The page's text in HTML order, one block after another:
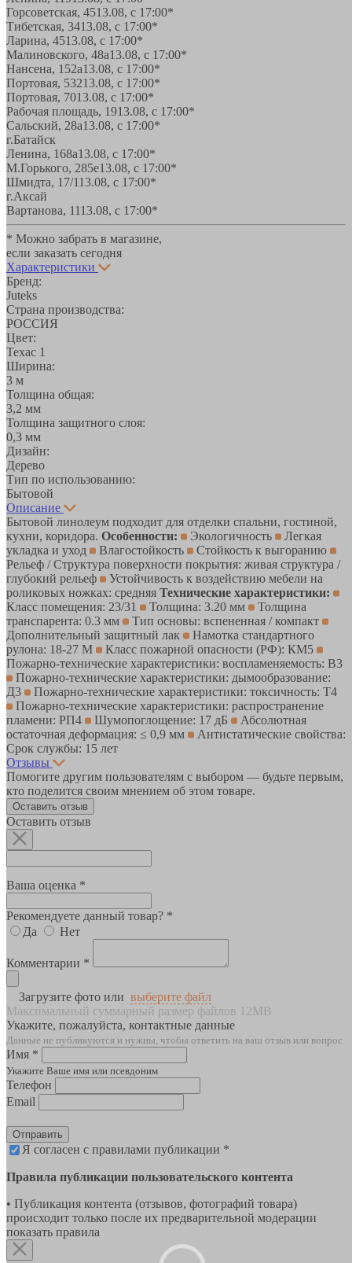
Горсоветская, 4513.08, с 17:00*
Тибетская, 3413.08, с 17:00*
Ларина, 4513.08, с 17:00*
Малиновского, 48а13.08, с 17:00*
Нансена, 152а13.08, с 17:00*
Портовая, 53213.08, с 17:00*
Портовая, 7013.08, с 17:00*
Рабочая площадь, 1913.08, с 17:00*
Сальский, 28a13.08, с 17:00*
г.Батайск
Ленина, 168а13.08, с 17:00*
М.Горького, 285е13.08, с 17:00*
Шмидта, 17/113.08, с 17:00*
г.Аксай
Вартанова, 1113.08, с 17:00*
* Можно забрать в магазине,
если заказать сегодня
Характеристики
Бренд:
Juteks
Страна производства:
РОССИЯ
Цвет:
Техас 1
Ширина:
3 м
Толщина общая:
3,2 мм
Толщина защитного слоя:
0,3 мм
Дизайн:
Дерево
Тип по использованию:
Бытовой
Описание
Бытовой линолеум подходит для отделки спальни, гостиной,
кухни, коридора. Особенности: Экологичность
Легкая
укладка и уход
Влагостойкость
Стойкость к выгоранию
Рельеф / Структура поверхности покрытия: живая структура /
глубокий рельеф
Устойчивость к воздействию мебели на
роликовых ножках: средняя Технические характеристики:
Класс помещения: 23/31
Толщина: 3.20 мм
Толщина
транспарента: 0.3 мм
Тип основы: вспененная / компакт
Дополнительный защитный лак
Намотка стандартного
рулона: 18-27 М
Класс пожарной опасности (РФ): КМ5
Пожарно-технические характеристики: воспламеняемость: В3
Пожарно-технические характеристики: дымообразование:
Д3
Пожарно-технические характеристики: токсичность: Т4
Пожарно-технические характеристики: распространение
пламени: РП4
Шумопоглощение: 17 дБ
Абсолютная
остаточная деформация: ≤ 0,9 мм
Антистатические свойства:
Срок службы: 15 лет
Отзывы
Помогите другим пользователям с выбором — будьте первым,
кто поделится своим мнением об этом товаре.
Оставить отзыв
Оставить отзыв
Ваша оценка *
Рекомендуете данный товар? *
Да
Нет
Комментарии *
Загрузите фото или выберите файл
Максимальный суммарный размер файлов 12MB
Укажите, пожалуйста, контактные данные
Данные не публикуются и нужны, чтобы ответить на ваш отзыв или вопрос
Имя *
Укажите Ваше имя или псевдоним
Телефон
Email
Отправить
Я согласен с правилами публикации *
Правила публикации пользовательского контента
• Публикация контента (отзывов, фотографий товара)
происходит только после их предварительной модерации
показать правила